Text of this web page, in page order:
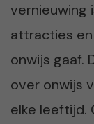
vernieuwing
attracties
onwijs gaaf.
over onwijs
elke leeftijd.